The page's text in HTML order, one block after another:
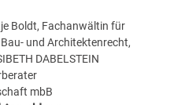
Boldt, Fachanwältin für
und Architektenrecht,
DABELSTEIN
mbB